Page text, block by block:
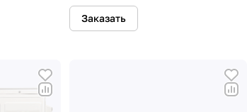
Заказать